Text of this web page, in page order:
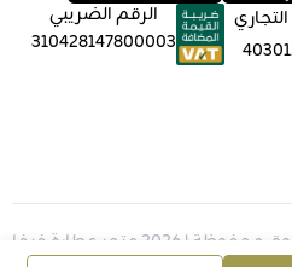
الرقم الضريبي
310428147800003
محفوظة | 2026 متجر عطارة فيفا